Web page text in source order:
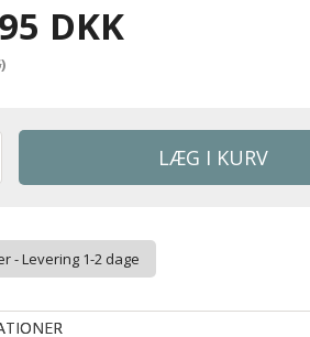
DKK
)
- Levering 1-2 dage